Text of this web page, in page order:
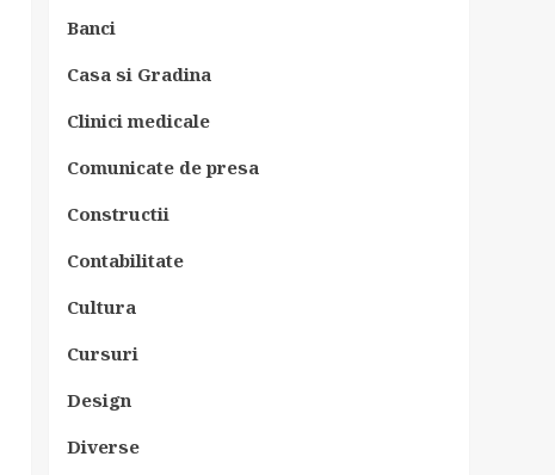
Banci
Casa si Gradina
Clinici medicale
Comunicate de presa
Constructii
Contabilitate
Cultura
Cursuri
Design
Diverse